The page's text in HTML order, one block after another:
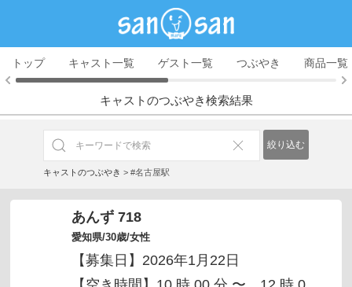
トップ キャスト一覧 ゲスト一覧 つぶやき 商品一覧
キャストのつぶやき検索結果
キャストのつぶやき > #名古屋駅
絞り込む
あんず 718
愛知県/30歳/女性
【募集日】2026年1月22日